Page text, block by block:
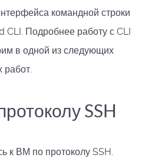
командной строки
CLI. Подробнее работу с CLI
в одной из следующих
работ.
SSH
к ВМ по протоколу SSH.